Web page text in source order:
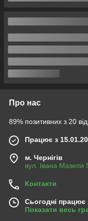
Про нас
89% позитивних з 20
Працює з
м. Чернігів
вул. Івана Мазепи
Контакти
Сьогодні працює
Показати весь